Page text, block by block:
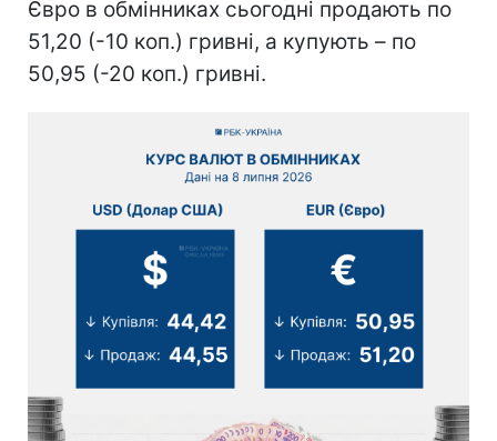
Євро в обмінниках сьогодні продають по
51,20 (-10 коп.) гривні, а купують – по
50,95 (-20 коп.) гривні.